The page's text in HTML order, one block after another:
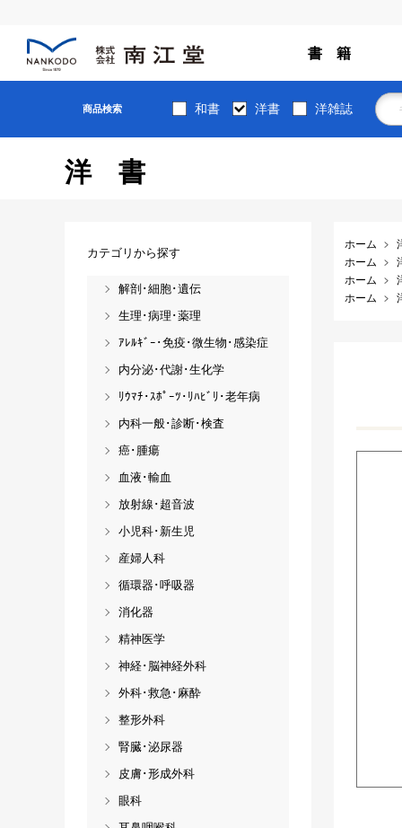
書 籍
商品検索 和書 洋書 洋雑誌
洋書
ホーム
ホーム
ホーム
ホーム
カテゴリから探す
解剖･細胞･遺伝
生理･病理･薬理
ｱﾚﾙｷﾞｰ･免疫･微生物･感染症
内分泌･代謝･生化学
ﾘｳﾏﾁ･ｽﾎﾟｰﾂ･ﾘﾊﾋﾞﾘ･老年病
内科一般･診断･検査
癌･腫瘍
血液･輸血
放射線･超音波
小児科･新生児
産婦人科
循環器･呼吸器
消化器
精神医学
神経･脳神経外科
外科･救急･麻酔
整形外科
腎臓･泌尿器
皮膚･形成外科
眼科